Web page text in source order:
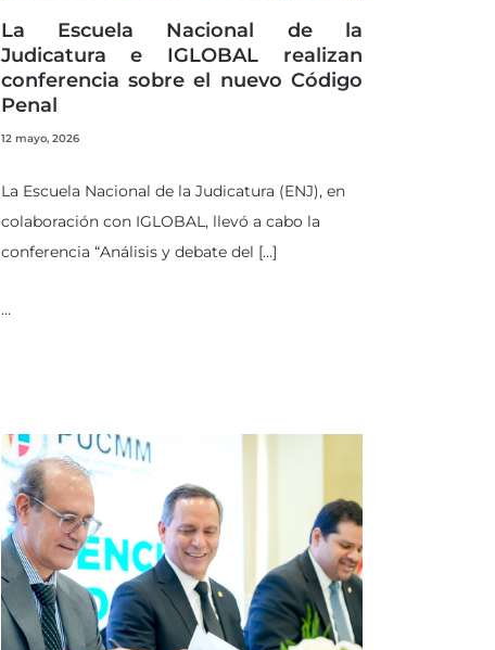
La Escuela Nacional de la
Judicatura e IGLOBAL realizan
conferencia sobre el nuevo Código
Penal
12 mayo, 2026
La Escuela Nacional de la Judicatura (ENJ), en
colaboración con IGLOBAL, llevó a cabo la
conferencia “Análisis y debate del […]
…